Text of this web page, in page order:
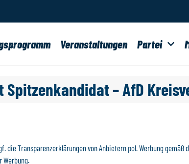
Veranstaltungen Partei
– AfD
die Transparenzerklärungen von Anbietern pol. Werbung
Werbung.